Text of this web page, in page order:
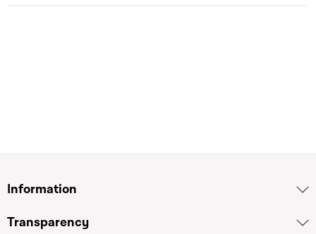
Information
Transparency